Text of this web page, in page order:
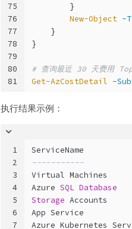
75
76
77
78
79
80
81
        }
New-Object -
    }
}
# 查询最近 30 天费用
Get-AzCostDetail -
执行结果示例：
1
2
3
4
5
6
7
ServiceName
-----------
Virtual
Azure SQL Database
Storage
App
Azure